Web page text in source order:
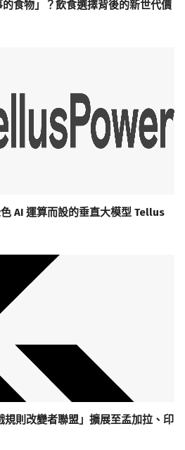
食物」？飲食選擇背後的新世代價
AI 運算而設的垂直大模型 Tellus
規則改變者聯盟」擴展至孟加拉、印